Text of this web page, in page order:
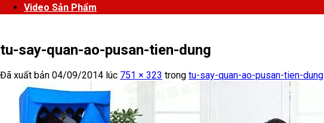
Video Sản Phẩm
tu-say-quan-ao-pusan-tien-dung
Đã xuất bản 04/09/2014 lúc 751 × 323 trong tu-say-quan-ao-pusan-tien-dung